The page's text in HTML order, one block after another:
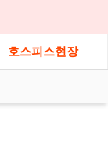
호스피스현장